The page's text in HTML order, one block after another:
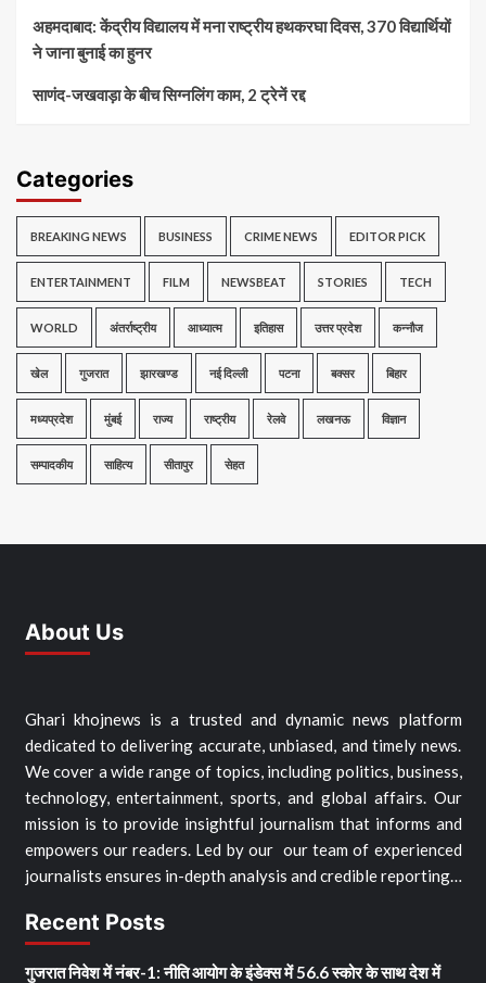
अहमदाबाद: केंद्रीय विद्यालय में मना राष्ट्रीय हथकरघा दिवस, 370 विद्यार्थियों
ने जाना बुनाई का हुनर
साणंद-जखवाड़ा के बीच सिग्नलिंग काम, 2 ट्रेनें रद्द
Categories
BREAKING NEWS BUSINESS CRIME NEWS EDITOR PICK
ENTERTAINMENT FILM NEWSBEAT STORIES TECH
WORLD अंतर्राष्ट्रीय आध्यात्म इतिहास उत्तर प्रदेश कन्नौज
खेल गुजरात झारखण्ड नई दिल्ली पटना बक्सर बिहार
मध्यप्रदेश मुंबई राज्य राष्ट्रीय रेलवे लखनऊ विज्ञान
सम्पादकीय साहित्य सीतापुर सेहत
About Us
Ghari khojnews is a trusted and dynamic news platform
dedicated to delivering accurate, unbiased, and timely news.
We cover a wide range of topics, including politics, business,
technology, entertainment, sports, and global affairs. Our
mission is to provide insightful journalism that informs and
empowers our readers. Led by our our team of experienced
journalists ensures in-depth analysis and credible reporting…
Recent Posts
गुजरात निवेश में नंबर-1: नीति आयोग के इंडेक्स में 56.6 स्कोर के साथ देश में